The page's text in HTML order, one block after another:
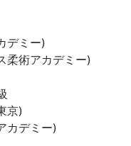
デミー)
柔術アカデミー)
京)
カデミー)